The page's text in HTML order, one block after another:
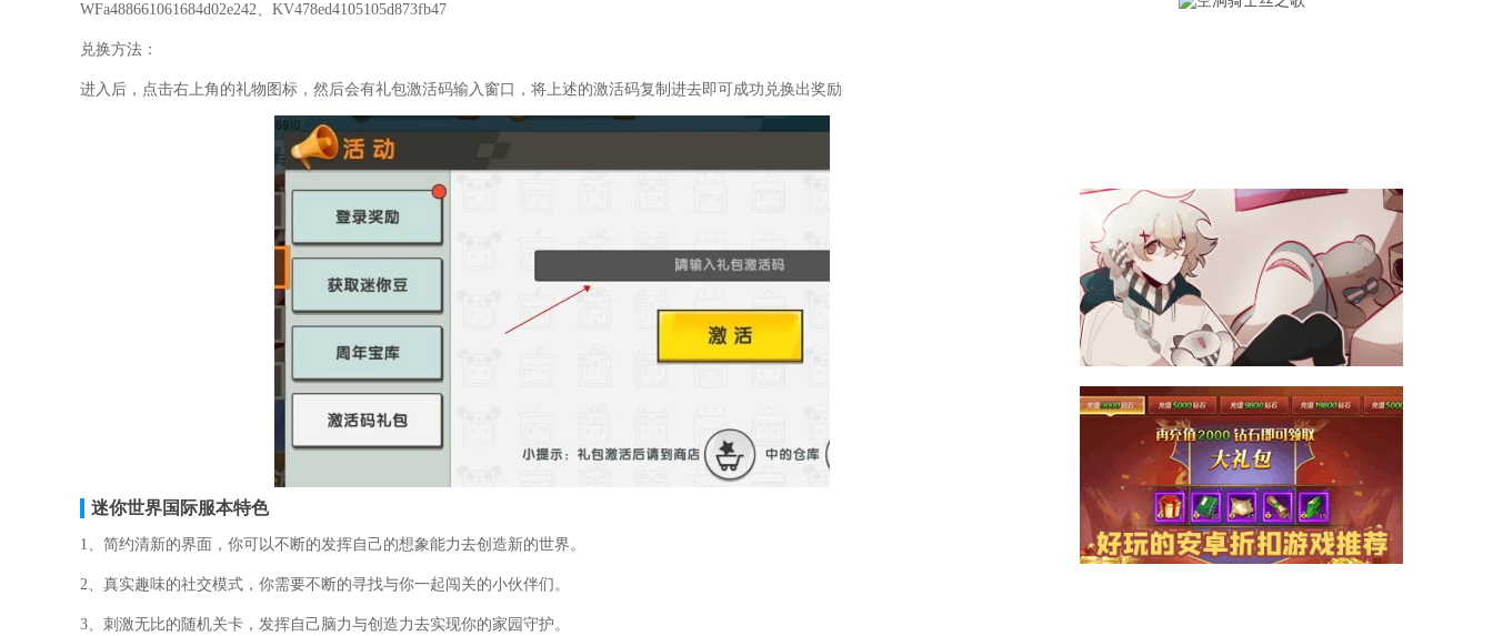
WFa488661061684d02e242、KV478ed4105105d873fb47
兑换方法：
进入后，点击右上角的礼物图标，然后会有礼包激活码输入窗口，将上述的激活码复制进去即可成功兑换出奖励
迷你世界国际服本特色
1、简约清新的界面，你可以不断的发挥自己的想象能力去创造新的世界。
2、真实趣味的社交模式，你需要不断的寻找与你一起闯关的小伙伴们。
3、刺激无比的随机关卡，发挥自己脑力与创造力去实现你的家园守护。